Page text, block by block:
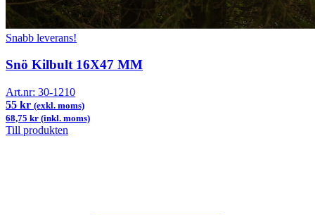
Snabb leverans!
Snö Kilbult 16X47 MM
Art.nr: 30-1210
55 kr (exkl. moms)
68,75 kr (inkl. moms)
Till produkten